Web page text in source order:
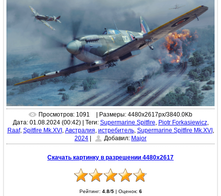
Просмотров: 1091
| Размеры: 4480x2617px/3840.0Kb
Дата: 01.08.2024 (00:42)| Теги: Supermarine Spitfire, Piotr Forkasiewicz,
Raaf, Spitfire Mk.XVI , Австралия, истребитель, Supermarine Spitfire Mk.XVI ,
2024
Добавил: Major
Скачать картинку в разрешении 4480x2617
Рейтинг: 4.8/5| Оценок: 6